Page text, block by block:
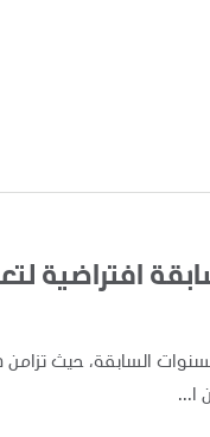
افتراضية
يصادف 15 مارس متميزاً ومختلفاً عن السنوات
ا...